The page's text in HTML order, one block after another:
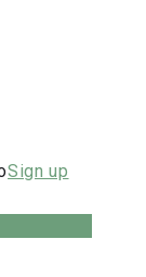
Sign up